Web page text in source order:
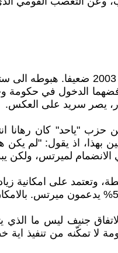
وصل ميرتس لانتخابات
الدخول في حكومة
يصر سريد على العكس.
حزب "ياحد" كان رهانا
بهذا، اذ يقول: "لم
لميرتس، ولكن يبدو
لاتفاق جنيف ليس ما
لا تمكّنه من تنفيذ اية